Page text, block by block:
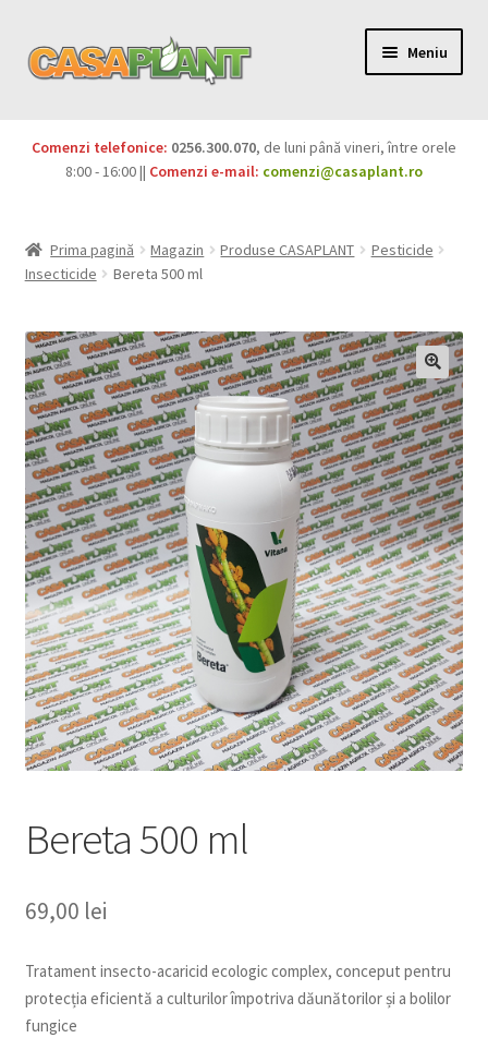
Meniu
Pesticide
copil
Produse BIO
Igienă publică
Casa și grădina
Extinde
meniul
copil
Sere și solarii
Extinde
meniul
copil
Comenzi telefonice: 0256.300.070, de luni până vineri, între orele
8:00 - 16:00 || Comenzi e-mail: comenzi@casaplant.ro
Prima pagină Magazin Produse CASAPLANT
Pesticide
Insecticide
Bereta 500 ml
Bereta 500 ml
69,00 lei
Tratament insecto-acaricid ecologic complex, conceput pentru
protecția eficientă a culturilor împotriva dăunătorilor și a bolilor
fungice